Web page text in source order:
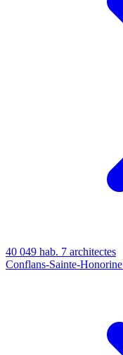
40 049 hab. 7 architectes
Conflans-Sainte-Honorine